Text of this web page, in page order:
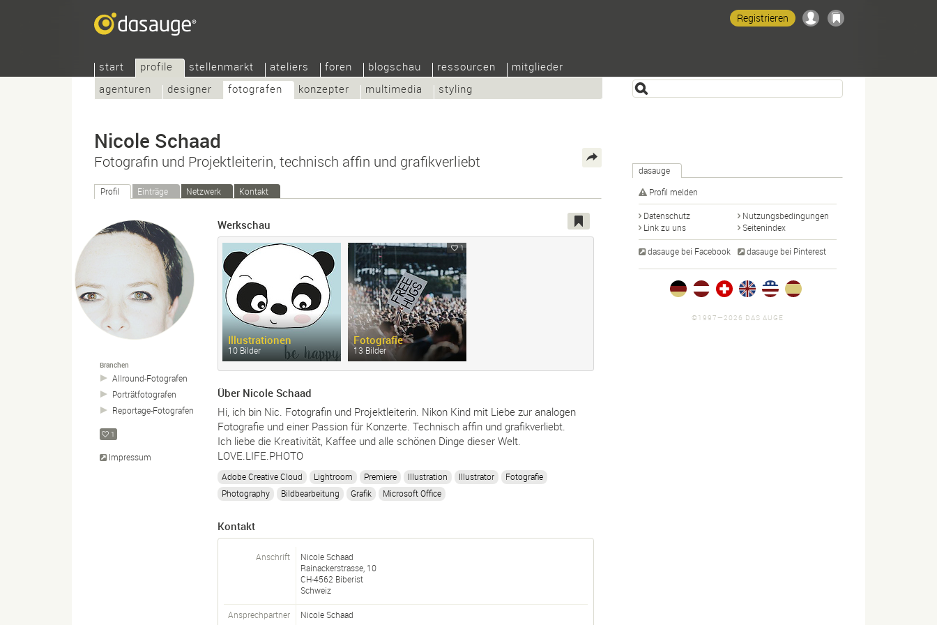
start
profile
agenturen
designer fotografen konzepter multimedia styling
stellenmarkt ateliers foren blogschau ressourcen mitglieder
Registrieren
Nicole Schaad
Fotografin und Projektleiterin, technisch affin und grafikverliebt
Profil Einträge Netzwerk Kontakt
Branchen
Allround-Fotografen
Porträtfotografen
Reportage-Fotografen
1
Impressum
Werkschau
Illustrationen
10 Bilder
1
Fotografie
13 Bilder
Über Nicole Schaad
Hi, ich bin Nic. Fotografin und Projektleiterin. Nikon Kind mit Liebe zur analogen
Fotografie und einer Passion für Konzerte. Technisch affin und grafikverliebt.
Ich liebe die Kreativität, Kaffee und alle schönen Dinge dieser Welt.
LOVE.LIFE.PHOTO
Adobe Creative Cloud Lightroom Premiere Illustration Illustrator
Fotografie
Photography
Bildbearbeitung Grafik Microsoft Office
Kontakt
Anschrift
Nicole Schaad
Rainackerstrasse, 10
CH-4562 Biberist
Schweiz
Ansprechpartner NicoleSchaad
dasauge
Profil melden
Datenschutz
Nutzungsbedingungen
Link zu uns
Seitenindex
dasauge bei Facebook dasauge bei Pinterest
©1997—2026 DAS AUGE